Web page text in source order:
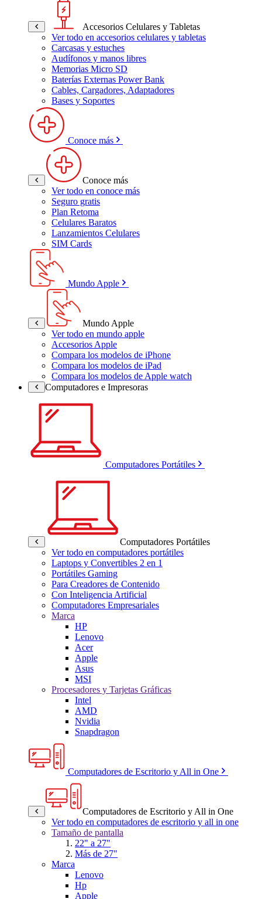
Accesorios Celulares y Tabletas
Ver todo en accesorios celulares y tabletas
Carcasas y estuches
Audífonos y manos libres
Memorias Micro SD
Baterías Externas Power Bank
Cables, Cargadores, Adaptadores
Bases y Soportes
Conoce más
Conoce más
Ver todo en conoce más
Seguro gratis
Plan Retoma
Celulares Baratos
Lanzamientos Celulares
SIM Cards
Mundo Apple
Mundo Apple
Ver todo en mundo apple
Accesorios Apple
Compara los modelos de iPhone
Compara los modelos de iPad
Compara los modelos de Apple watch
Computadores e Impresoras
Computadores Portátiles
Computadores Portátiles
Ver todo en computadores portátiles
Laptops y Convertibles 2 en 1
Portátiles Gaming
Para Creadores de Contenido
Con Inteligencia Artificial
Computadores Empresariales
Marca
HP
Lenovo
Acer
Apple
Asus
MSI
Procesadores y Tarjetas Gráficas
Intel
AMD
Nvidia
Snapdragon
Computadores de Escritorio y All in One
Computadores de Escritorio y All in One
Ver todo en computadores de escritorio y all in one
Tamaño de pantalla
22" a 27"
Más de 27"
Marca
Lenovo
Hp
Apple